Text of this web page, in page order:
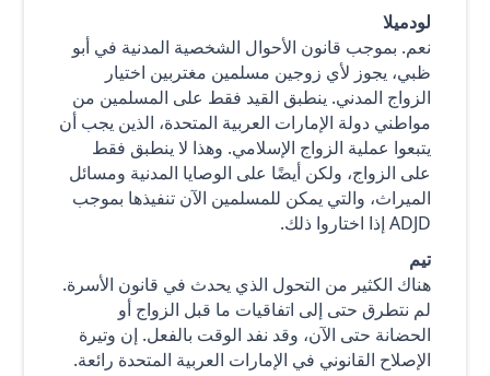
لودميلا
نعم. بموجب قانون الأحوال الشخصية المدنية في أبو
ظبي، يجوز لأي زوجين مسلمين مغتربين اختيار
الزواج المدني. ينطبق القيد فقط على المسلمين من
مواطني دولة الإمارات العربية المتحدة، الذين يجب أن
يتبعوا عملية الزواج الإسلامي. وهذا لا ينطبق فقط
على الزواج، ولكن أيضًا على الوصايا المدنية ومسائل
الميراث، والتي يمكن للمسلمين الآن تنفيذها بموجب
ADJD إذا اختاروا ذلك.
تيم
هناك الكثير من التحول الذي يحدث في قانون الأسرة.
لم نتطرق حتى إلى اتفاقيات ما قبل الزواج أو
الحضانة حتى الآن، وقد نفد الوقت بالفعل. إن وتيرة
الإصلاح القانوني في الإمارات العربية المتحدة رائعة.